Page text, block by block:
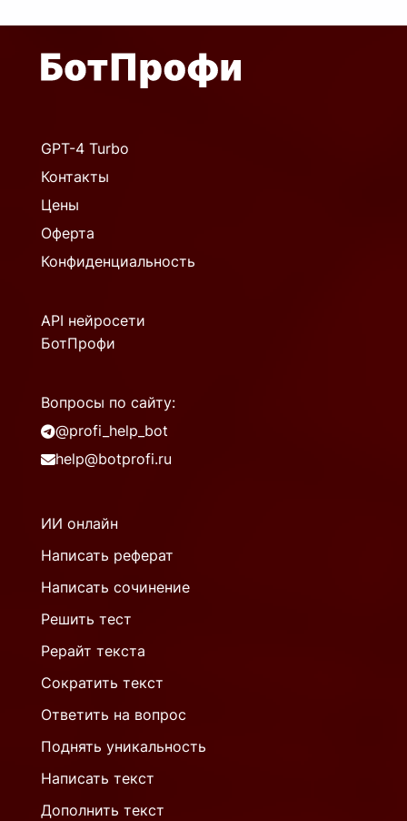
GPT-4 Turbo
Контакты
Цены
Оферта
Конфиденциальность
API нейросети
БотПрофи
Вопросы по сайту:
@profi_help_bot
help@botprofi.ru
ИИ онлайн
Написать реферат
Написать сочинение
Решить тест
Рерайт текста
Сократить текст
Ответить на вопрос
Поднять уникальность
Написать текст
Дополнить текст